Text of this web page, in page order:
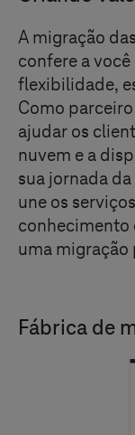
A migração
confere a
flexibilidade,
Como
ajudar os
nuvem e a
sua jornada
une os
conhecimento
uma migração
Fábrica de